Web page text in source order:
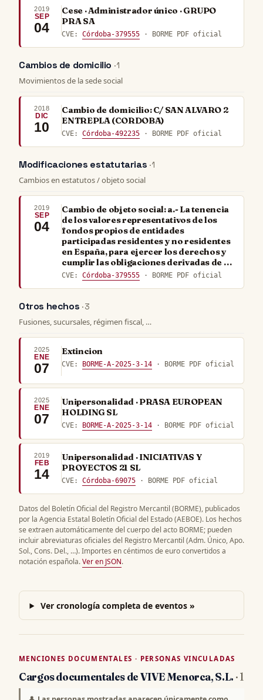
2019
SEP
04
Cese · Administrador único · GRUPO
PRA SA
CVE:Córdoba-379555 · BORME PDF oficial
Cambios de domicilio · 1
Movimientos de la sede social
2018
DIC
10
Cambio de domicilio: C/ SAN ALVARO 2
ENTREPLA (CORDOBA)
CVE:Córdoba-492235 · BORME PDF oficial
Modificaciones estatutarias · 1
Cambios en estatutos / objeto social
2019
SEP
04
Cambio de objeto social: a.- La tenencia
de los valores representativos de los
fondos propios de entidades
participadas residentes y no residentes
en España, para ejercer los derechos y
cumplir las obligaciones derivadas de …
CVE:Córdoba-379555 · BORME PDF oficial
Otros hechos · 3
Fusiones, sucursales, régimen fiscal, …
2025
ENE
07
Extincion
CVE: BORME-A-2025-3-14 · BORME PDF oficial
2025
ENE
07
Unipersonalidad · PRASA EUROPEAN
HOLDING SL
CVE: BORME-A-2025-3-14 · BORME PDF oficial
2019
FEB
14
Unipersonalidad · INICIATIVAS Y
PROYECTOS 21 SL
CVE:Córdoba-69075 · BORME PDF oficial
Datos del Boletín Oficial del Registro Mercantil (BORME), publicados
por la Agencia Estatal Boletín Oficial del Estado (AEBOE). Los hechos
se extraen automáticamente del cuerpo del acto BORME; pueden
incluir abreviaturas oficiales del Registro Mercantil (Adm. Único, Apo.
Sol., Cons. Del., …). Importes en céntimos de euro convertidos a
notación española.Ver en JSON.
Ver cronología completa de eventos »
MENCIONES DOCUMENTALES · PERSONAS VINCULADAS
Cargos documentales de VIVE Menorca, S.L. · 1